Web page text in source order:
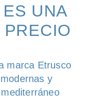
UNA
marca Etrusco
y